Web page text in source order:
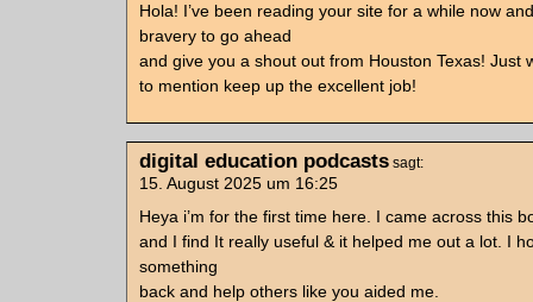
Hola! I’ve been reading your site for a while now
bravery to go ahead
and give you a shout out from Houston Texas! Just
to mention keep up the excellent job!
digital education podcasts sagt:
15. August 2025 um 16:25
Heya i’m for the first time here. I came across this
and I find It really useful & it helped me out a lot. I
something
back and help others like you aided me.